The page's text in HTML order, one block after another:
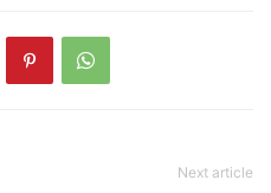
Next article